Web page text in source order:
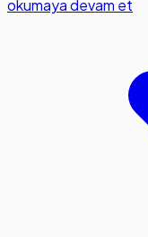
okumaya devam et